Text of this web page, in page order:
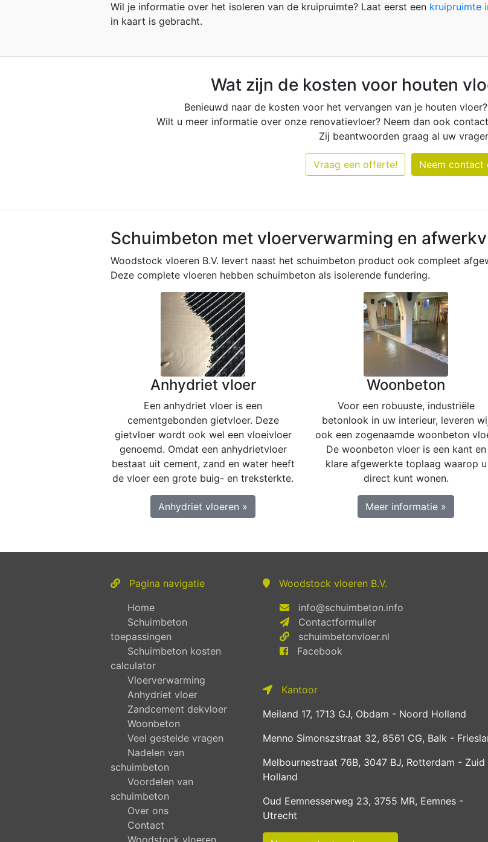
Wil je informatie over het isoleren van de kruipruimte? Laat eerst een kruipruimte
in kaart is gebracht.
Wat zijn de kosten voor houten
Benieuwd naar de kosten voor het vervangen van je houten vloer?
Wilt u meer informatie over onze renovatievloer? Neem dan ook
Zij beantwoorden graag al uw
Vraag een offerte! Neem contact
Schuimbeton met vloerverwarming en
Woodstock vloeren B.V. levert naast het schuimbeton product ook compleet
Deze complete vloeren hebben schuimbeton als isolerende fundering.
Anhydriet vloer
Een anhydriet vloer is een
cementgebonden gietvloer. Deze
gietvloer wordt ook wel een vloeivloer
genoemd. Omdat een anhydrietvloer
bestaat uit cement, zand en water heeft
de vloer een grote buig- en treksterkte.
Anhydriet vloeren »
Woonbeton
Voor een robuuste, industriële
betonlook in uw interieur, leveren
ook een zogenaamde woonbeton
De woonbeton vloer is een kant en
klare afgewerkte toplaag waarop u
direct kunt wonen.
Meer informatie »
Pagina navigatie
Home
Schuimbeton
toepassingen
Schuimbeton kosten
calculator
Vloerverwarming
Anhydriet vloer
Zandcement dekvloer
Woonbeton
Veel gestelde vragen
Nadelen van
schuimbeton
Voordelen van
schuimbeton
Over ons
Contact
Woodstock vloeren B.V.
info@schuimbeton.info
Contactformulier
schuimbetonvloer.nl
Facebook
Kantoor
Meiland 17, 1713 GJ, Obdam - Noord Holland
Menno Simonszstraat 32, 8561 CG, Balk -
Melbournestraat 76B, 3047 BJ, Rotterdam - Zuid
Holland
Oud Eemnesserweg 23, 3755 MR, Eemnes -
Utrecht